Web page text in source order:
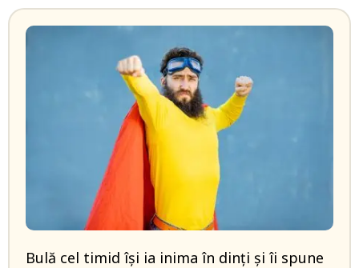
Bulă cel timid își ia inima în dinți și îi spune